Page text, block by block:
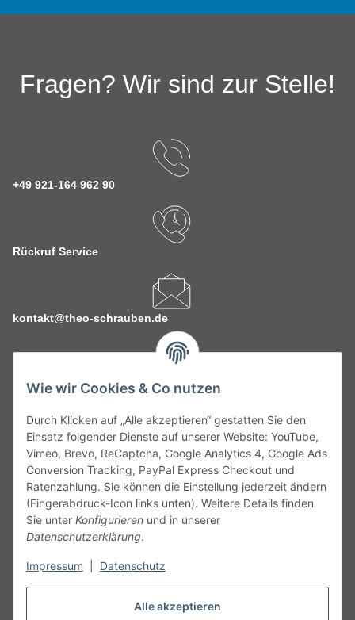
Alle akzeptieren
Wie wir Cookies & Co nutzen
Durch Klicken auf „Alle akzeptieren“ gestatten Sie den
Einsatz folgender Dienste auf unserer Website: YouTube,
Vimeo, Brevo, ReCaptcha, Google Analytics 4, Google Ads
Conversion Tracking, PayPal Express Checkout und
Ratenzahlung. Sie können die Einstellung jederzeit ändern
(Fingerabdruck-Icon links unten). Weitere Details finden
Sie unter Konfigurieren und in unserer
Datenschutzerklärung.
Impressum Datenschutz
Fragen? Wir sind zur Stelle!
+49 921-164 962 90
Rückruf Service
kontakt@theo-schrauben.de
Service
Gesetzliche Informationen
Alle technischen Angaben ohne Gewähr. Irrtümer und fehlerhafte
Angaben vorbehalten. Wenn Sie Datenblätter oder spezielle
unseren Kundenservice. Abbildungen der Artikel können